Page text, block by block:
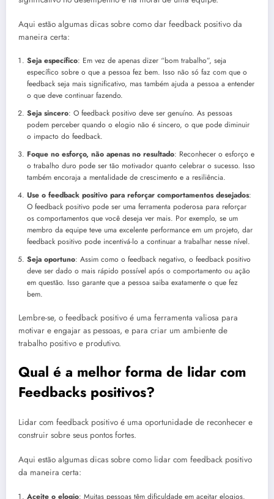
Aqui estão algumas dicas sobre como dar feedback positivo da
maneira certa:
Seja específico: Em vez de apenas dizer “bom trabalho”, seja
específico sobre o que a pessoa fez bem. Isso não só faz com que o
feedback seja mais significativo, mas também ajuda a pessoa a entender
o que deve continuar fazendo.
Seja sincero: O feedback positivo deve ser genuíno. As pessoas
podem perceber quando o elogio não é sincero, o que pode diminuir
o impacto do feedback.
Foque no esforço, não apenas no resultado: Reconhecer o esforço e
o trabalho duro pode ser tão motivador quanto celebrar o sucesso. Isso
também encoraja a mentalidade de crescimento e a resiliência.
Use o feedback positivo para reforçar comportamentos desejados:
O feedback positivo pode ser uma ferramenta poderosa para reforçar
os comportamentos que você deseja ver mais. Por exemplo, se um
membro da equipe teve uma excelente performance em um projeto, dar
feedback positivo pode incentivá-lo a continuar a trabalhar nesse nível.
Seja oportuno: Assim como o feedback negativo, o feedback positivo
deve ser dado o mais rápido possível após o comportamento ou ação
em questão. Isso garante que a pessoa saiba exatamente o que fez
bem.
Lembre-se, o feedback positivo é uma ferramenta valiosa para
motivar e engajar as pessoas, e para criar um ambiente de
trabalho positivo e produtivo.
Qual é a melhor forma de lidar com
Feedbacks positivos?
Lidar com feedback positivo é uma oportunidade de reconhecer e
construir sobre seus pontos fortes.
Aqui estão algumas dicas sobre como lidar com feedback positivo
da maneira certa:
Aceite o elogio: Muitas pessoas têm dificuldade em aceitar elogios.